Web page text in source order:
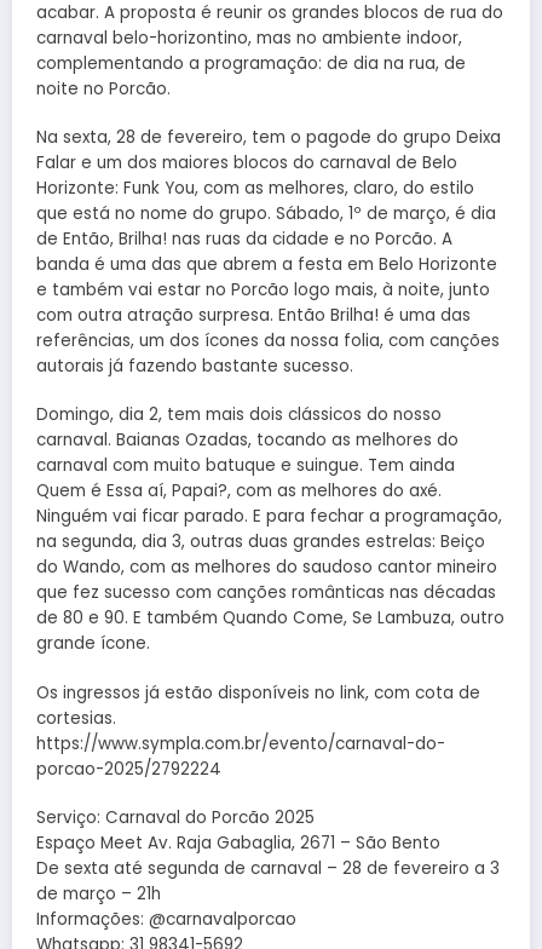
acabar. A proposta é reunir os grandes blocos de rua do
carnaval belo-horizontino, mas no ambiente indoor,
complementando a programação: de dia na rua, de
noite no Porcão.
Na sexta, 28 de fevereiro, tem o pagode do grupo Deixa
Falar e um dos maiores blocos do carnaval de Belo
Horizonte: Funk You, com as melhores, claro, do estilo
que está no nome do grupo. Sábado, 1º de março, é dia
de Então, Brilha! nas ruas da cidade e no Porcão. A
banda é uma das que abrem a festa em Belo Horizonte
e também vai estar no Porcão logo mais, à noite, junto
com outra atração surpresa. Então Brilha! é uma das
referências, um dos ícones da nossa folia, com canções
autorais já fazendo bastante sucesso.
Domingo, dia 2, tem mais dois clássicos do nosso
carnaval. Baianas Ozadas, tocando as melhores do
carnaval com muito batuque e suingue. Tem ainda
Quem é Essa aí, Papai?, com as melhores do axé.
Ninguém vai ficar parado. E para fechar a programação,
na segunda, dia 3, outras duas grandes estrelas: Beiço
do Wando, com as melhores do saudoso cantor mineiro
que fez sucesso com canções românticas nas décadas
de 80 e 90. E também Quando Come, Se Lambuza, outro
grande ícone.
Os ingressos já estão disponíveis no link, com cota de
cortesias.
https://www.sympla.com.br/evento/carnaval-do-
porcao-2025/2792224
Serviço: Carnaval do Porcão 2025
Espaço Meet Av. Raja Gabaglia, 2671 – São Bento
De sexta até segunda de carnaval – 28 de fevereiro a 3
de março – 21h
Informações: @carnavalporcao